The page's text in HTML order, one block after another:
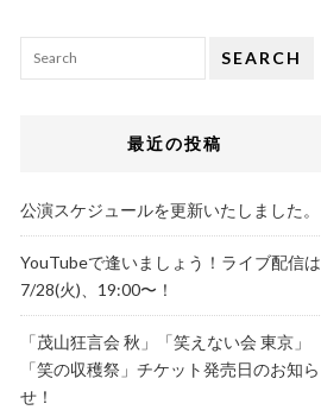
SEARCH
最近の投稿
公演スケジュールを更新いたしました。
YouTubeで逢いましょう！ライブ配信は
7/28(火)、19:00〜！
「茂山狂言会 秋」「笑えない会 東京」
「笑の収穫祭」チケット発売日のお知ら
せ！